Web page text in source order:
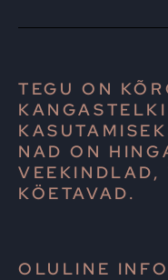
TEGU ON
NAD ON
VEEKINDLAD,
KÖETAVAD.
OLULINE